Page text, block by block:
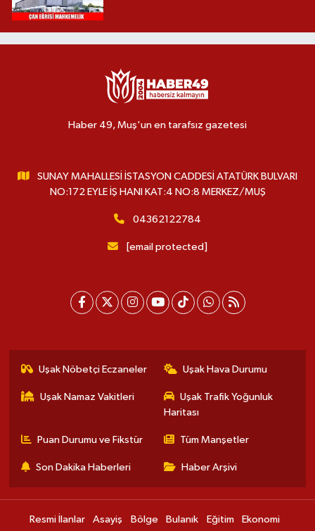
Haber 49, Muş'un en tarafsız gazetesi
SUNAY MAHALLESİ İSTASYON CADDESİ ATATÜRK BULVARI
NO:172 EYLE İŞ HANI KAT:4 NO:8 MERKEZ/MUŞ
04362122784
[email protected]
Uşak Nöbetçi Eczaneler Uşak Hava Durumu
Uşak Namaz Vakitleri
Uşak Trafik Yoğunluk
Haritası
Puan Durumu ve Fikstür Tüm Manşetler
Son Dakika Haberleri Haber Arşivi
Resmi İlanlar Asayiş Bölge Bulanık Eğitim
Ekonomi